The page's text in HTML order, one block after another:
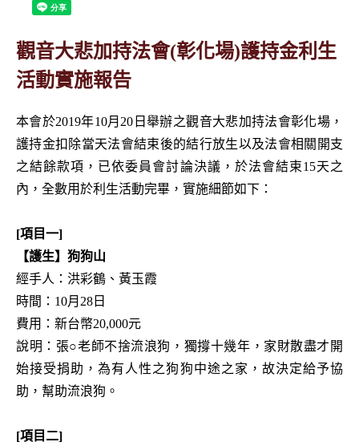
觀音大悲加持法會(彰化場)護持金利生
活動實施報告
本會於2019年10月20日舉辦之觀音大悲加持法會彰化場，
護持金扣除當天法會結束後的結行放生以及法會相關開支
之結餘款項，已依委員會討論決議，於法會結束15天之
內，全數用於利生活動完畢，實施細節如下：
[項目一]
【護生】狗狗山
經手人：洪彩鶴、黃玉霞
時間：10月28日
費用：新台幣20,000元
說明：張○老師不捨流浪狗，獨撐十幾年，家財散盡才開
始接受捐助，為有人性之狗狗中途之家，故決定給予協
助，幫助流浪狗。
[項目二]